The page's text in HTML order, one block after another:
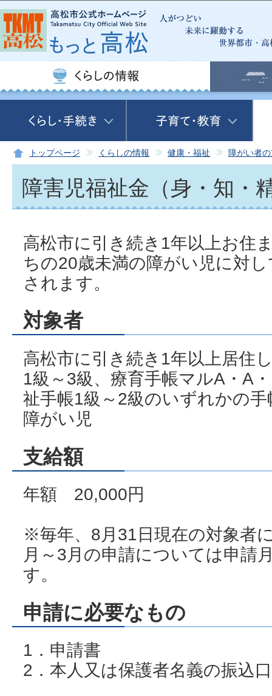
この
トップページ くらしの情報 健康・福祉 障がい者
障害児福祉金（身・知・
高松市に引き続き1年以上お住
ちの20歳未満の障がい児に対
されます。
対象者
高松市に引き続き1年以上居住
1級～3級、療育手帳マルA・A
祉手帳1級～2級のいずれかの
障がい児
支給額
年額 20,000円
※毎年、8月31日現在の対象者
月～3月の申請については申請
す。
申請に必要なもの
1．申請書
2．本人又は保護者名義の振込